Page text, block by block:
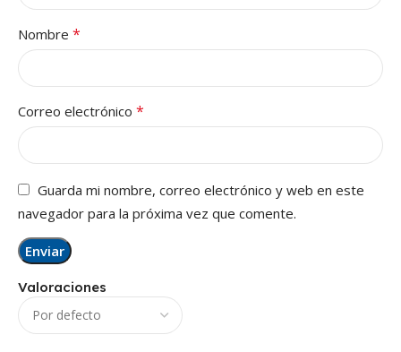
Valoraciones
Nombre *
Correo electrónico *
Guarda mi nombre, correo electrónico y web en este
navegador para la próxima vez que comente.